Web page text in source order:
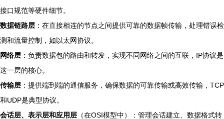
接口规范等硬件细节。
数据链路层 ：在直接相连的节点之间提供可靠的数据帧传输，处理错误检
测和流量控制，如以太网协议。
网络层 ：负责数据包的路由和转发，实现不同网络之间的互联，IP协议是
这一层的核心。
传输层 ：提供端到端的通信服务，确保数据的可靠传输或高效传输，TCP
和UDP是典型协议。
会话层、表示层和应用层 （在OSI模型中）：管理会话建立、数据格式转